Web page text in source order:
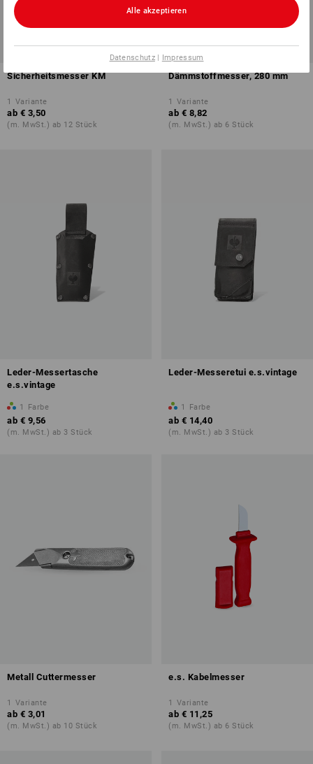
Sicherheitsmesser KM
1 Variante
ab € 3,50
(m. MwSt.) ab 12 Stück
Dämmstoffmesser, 280 mm
1 Variante
ab € 8,82
(m. MwSt.) ab 6 Stück
Leder-Messertasche
e.s.vintage
1 Farbe
ab € 9,56
(m. MwSt.) ab 3 Stück
Leder-Messeretui e.s.vintage
1 Farbe
ab € 14,40
(m. MwSt.) ab 3 Stück
Metall Cuttermesser
1 Variante
ab € 3,01
(m. MwSt.) ab 10 Stück
e.s. Kabelmesser
1 Variante
ab € 11,25
(m. MwSt.) ab 6 Stück
Alle akzeptieren
Datenschutz| Impressum